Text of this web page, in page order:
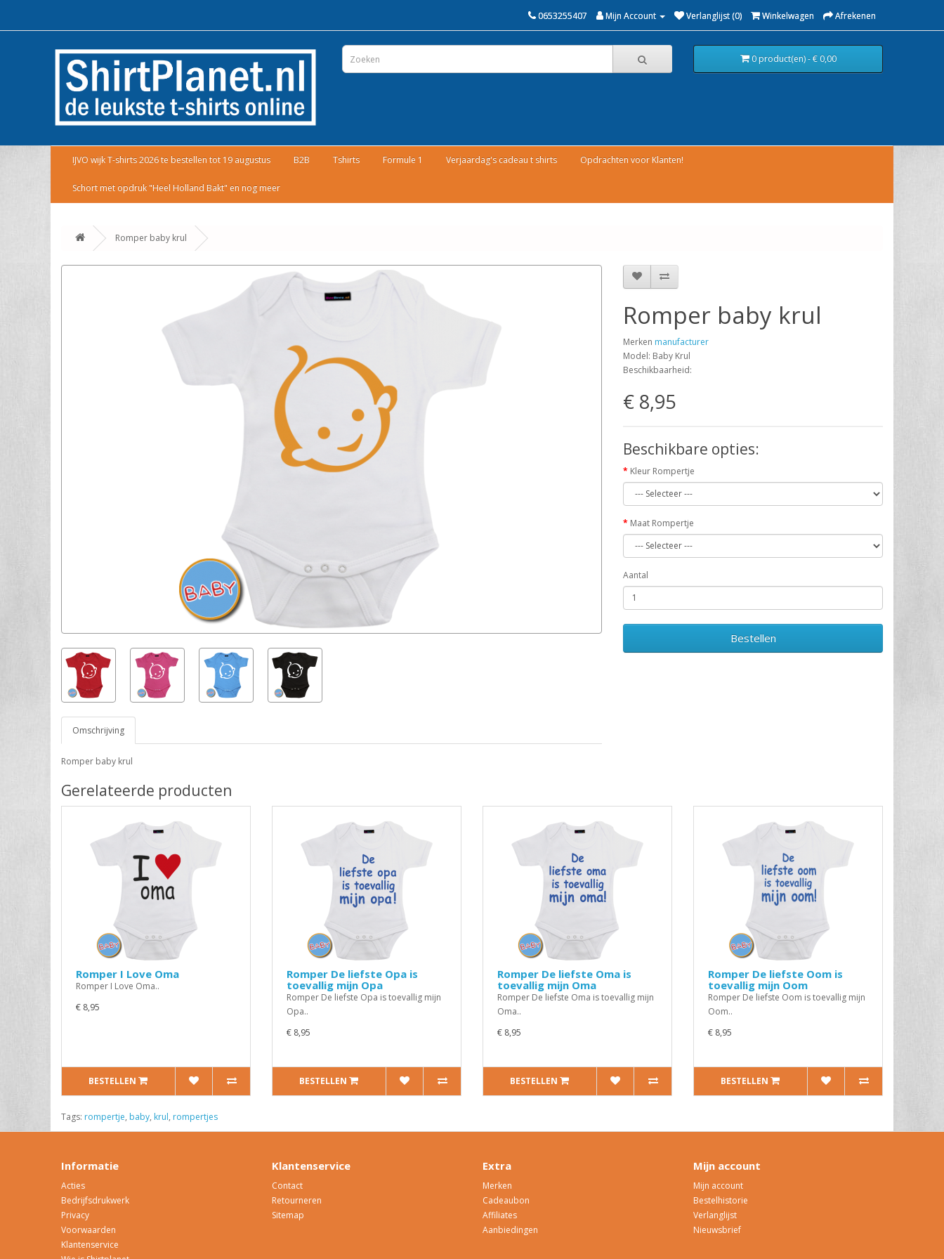
0653255407 Mijn Account Verlanglijst (0) Winkelwagen Afrekenen
0 product(en) - € 0,00
IJVO wijk T-shirts 2026 te bestellen tot 19 augustus B2B Tshirts Formule 1 Verjaardag's cadeau t shirts Opdrachten voor Klanten!
Schort met opdruk "Heel Holland Bakt" en nog meer
Romper baby krul
Omschrijving
Romper baby krul
Romper baby krul
Merken manufacturer
Model: Baby Krul
Beschikbaarheid:
€ 8,95
Beschikbare opties:
Kleur Rompertje
Maat Rompertje
Aantal
Bestellen
Gerelateerde producten
Romper I Love Oma
Romper I Love Oma..
€ 8,95
BESTELLEN
Romper De liefste Opa is
toevallig mijn Opa
Romper De liefste Opa is toevallig mijn
Opa..
€ 8,95
BESTELLEN
Romper De liefste Oma is
toevallig mijn Oma
Romper De liefste Oma is toevallig mijn
Oma..
€ 8,95
BESTELLEN
Romper De liefste Oom is
toevallig mijn Oom
Romper De liefste Oom is toevallig mijn
Oom..
€ 8,95
BESTELLEN
Tags: rompertje, baby, krul, rompertjes
Informatie
Acties
Bedrijfsdrukwerk
Privacy
Voorwaarden
Klantenservice
Klantenservice
Contact
Retourneren
Sitemap
Extra
Merken
Cadeaubon
Affiliates
Aanbiedingen
Mijn account
Mijn account
Bestelhistorie
Verlanglijst
Nieuwsbrief